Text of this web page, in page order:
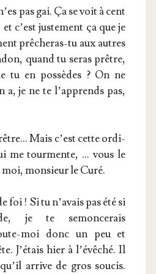
pas gai. Ça se voit à cent
c’est jus­te­ment ça que je
prê­che­ras-tu aux autres
quand tu seras prêtre,
tu en pos­sèdes ? On ne
a, je ne te l’apprends pas,
Mais c’est cette ordi­
me tour­mente, … vous le
moi, mon­sieur le Curé.
foi ! Si tu n’avais pas été si
je te semon­ce­rais
moi donc un peu et
J’étais hier à l’évêché. Il
arrive de gros sou­cis.